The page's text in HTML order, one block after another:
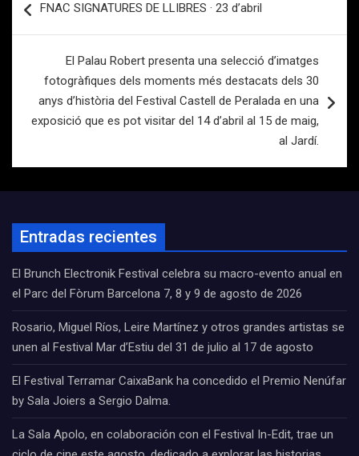
de
FNAC SIGNATURES DE LLIBRES · 23 d’abril
El Palau Robert presenta una selecció d’imatges
fotogràfiques dels moments més destacats dels 30
anys d’història del Festival Castell de Peralada en una
exposició que es pot visitar del 14 d’abril al 15 de maig,
al Jardí.
Entradas recientes
El Brunch Electronik Festival celebra su macro-evento anual en
el Parc del Fòrum Barcelona 7, 8 y 9 de agosto de 2026
Rosario, Miguel Ríos, Leire Martínez y otros grandes artistas se
unen al Festival Mar d’Estiu del 31 de julio al 17 de agosto
El Festival Terramar CaixaBank ha concedido el Premio Nenúfar
by Sala Joiers a Sergio Dalma.
La Sala Apolo, en colaboración con el Festival In-Edit, trae un